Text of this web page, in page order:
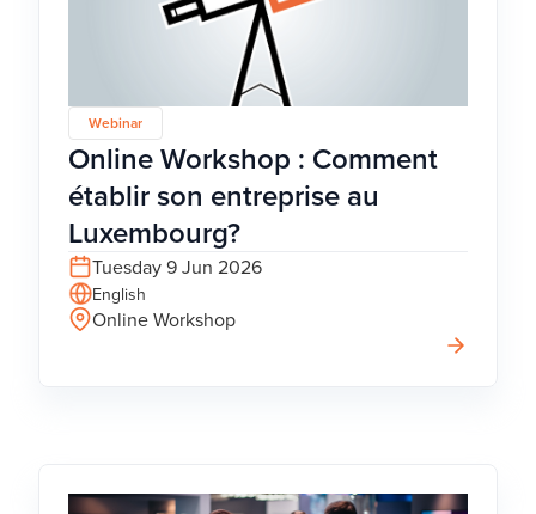
Webinar
Online Workshop : Comment
établir son entreprise au
Luxembourg?
Tuesday 9 Jun 2026
English
Online Workshop